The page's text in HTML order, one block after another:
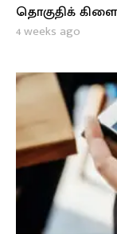
தொகுதிக்
4 weeks ago